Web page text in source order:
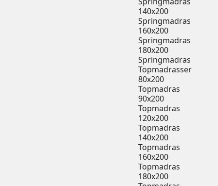
140x200
Springmadras
160x200
Springmadras
180x200
Springmadras
Topmadrasser
80x200
Topmadras
90x200
Topmadras
120x200
Topmadras
140x200
Topmadras
160x200
Topmadras
180x200